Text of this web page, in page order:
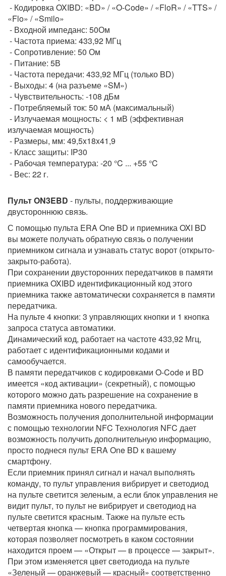
- Кодировка OXIBD: «BD» / «O-Code» / «FloR» / «TTS» /
«Flo» / «Smilo»
- Входной импеданс: 50Ом
- Частота приема: 433,92 МГц
- Сопротивление: 50 Ом
- Питание: 5В
- Частота передачи: 433,92 МГц (только BD)
- Выходы: 4 (на разъеме «SM»)
- Чувствительность: -108 дБм
- Потребляемый ток: 50 мА (максимальный)
- Излучаемая мощность: < 1 мВ (эффективная
излучаемая мощность)
- Размеры, мм: 49,5x18x41,9
- Класс защиты: IP30
- Рабочая температура: -20 °C ... +55 °C
- Вес: 22 г.
Пульт ON3EBD - пульты, поддерживающие
двустороннюю связь.
С помощью пульта ERA One BD и приемника OXI BD
вы можете получать обратную связь о получении
приемником сигнала и узнавать статус ворот (открыто-
закрыто-работа).
При сохранении двусторонних передатчиков в памяти
приемника OXIBD идентификационный код этого
приемника также автоматически сохраняется в памяти
передатчика.
На пульте 4 кнопки: 3 управляющих кнопки и 1 кнопка
запроса статуса автоматики.
Динамический код, работает на частоте 433,92 Мгц,
работает с идентификационными кодами и
самообучается.
В памяти передатчиков с кодировками O-Code и BD
имеется «код активации» (секретный), с помощью
которого можно дать разрешение на сохранение в
памяти приемника нового передатчика.
Возможность получения дополнительной информации
с помощью технологии NFC Технология NFC дает
возможность получить дополнительную информацию,
просто поднеся пульт ERA One BD к вашему
смартфону.
Если приемник принял сигнал и начал выполнять
команду, то пульт управления вибрирует и светодиод
на пульте светится зеленым, а если блок управления не
видит пульт, то пульт не вибрирует и светодиод на
пульте светится красным. Также на пульте есть
четвертая кнопка — кнопка программирования,
которая позволяет посмотреть в каком состоянии
находится проем — «Открыт — в процессе — закрыт».
При этом изменяется цвет светодиода на пульте
«Зеленый — оранжевый — красный» соответственно